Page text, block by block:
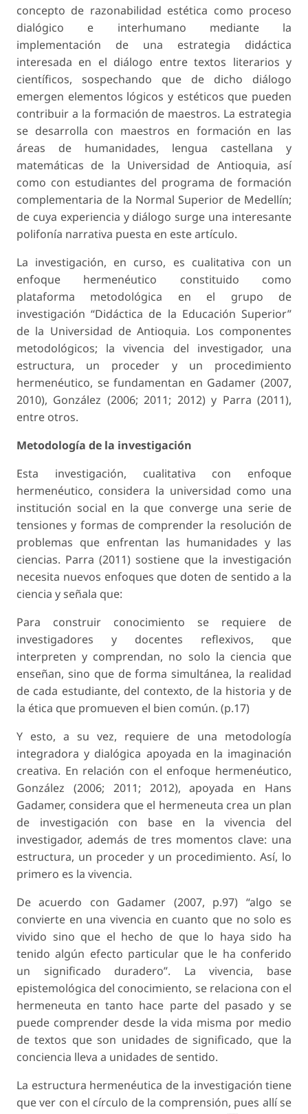
concepto de razonabilidad estética como proceso
dialógico e interhumano mediante la
implementación de una estrategia didáctica
interesada en el diálogo entre textos literarios y
científicos, sospechando que de dicho diálogo
emergen elementos lógicos y estéticos que pueden
contribuir a la formación de maestros. La estrategia
se desarrolla con maestros en formación en las
áreas de humanidades, lengua castellana y
matemáticas de la Universidad de Antioquia, así
como con estudiantes del programa de formación
complementaria de la Normal Superior de Medellín;
de cuya experiencia y diálogo surge una interesante
polifonía narrativa puesta en este artículo.
La investigación, en curso, es cualitativa con un
enfoque hermenéutico constituido como
plataforma metodológica en el grupo de
investigación “Didáctica de la Educación Superior”
de la Universidad de Antioquia. Los componentes
metodológicos; la vivencia del investigador, una
estructura, un proceder y un procedimiento
hermenéutico, se fundamentan en Gadamer (2007,
2010), González (2006; 2011; 2012) y Parra (2011),
entre otros.
Metodología de la investigación
Esta investigación, cualitativa con enfoque
hermenéutico, considera la universidad como una
institución social en la que converge una serie de
tensiones y formas de comprender la resolución de
problemas que enfrentan las humanidades y las
ciencias. Parra (2011) sostiene que la investigación
necesita nuevos enfoques que doten de sentido a la
ciencia y señala que:
Para construir conocimiento se requiere de
investigadores y docentes reflexivos, que
interpreten y comprendan, no solo la ciencia que
enseñan, sino que de forma simultánea, la realidad
de cada estudiante, del contexto, de la historia y de
la ética que promueven el bien común. (p.17)
Y esto, a su vez, requiere de una metodología
integradora y dialógica apoyada en la imaginación
creativa. En relación con el enfoque hermenéutico,
González (2006; 2011; 2012), apoyada en Hans
Gadamer, considera que el hermeneuta crea un plan
de investigación con base en la vivencia del
investigador, además de tres momentos clave: una
estructura, un proceder y un procedimiento. Así, lo
primero es la vivencia.
De acuerdo con Gadamer (2007, p.97) “algo se
convierte en una vivencia en cuanto que no solo es
vivido sino que el hecho de que lo haya sido ha
tenido algún efecto particular que le ha conferido
un significado duradero”. La vivencia, base
epistemológica del conocimiento, se relaciona con el
hermeneuta en tanto hace parte del pasado y se
puede comprender desde la vida misma por medio
de textos que son unidades de significado, que la
conciencia lleva a unidades de sentido.
La estructura hermenéutica de la investigación tiene
que ver con el círculo de la comprensión, pues allí se